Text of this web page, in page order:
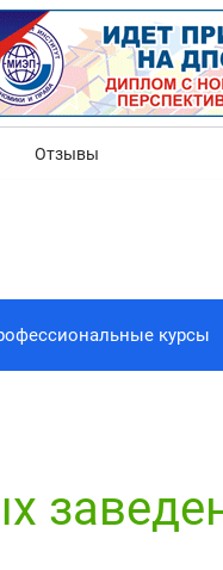
Отзывы
курсы